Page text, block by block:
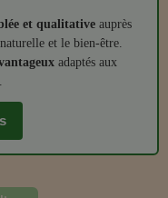
et qualitativeauprès
et le bien‑être.
adaptés aux